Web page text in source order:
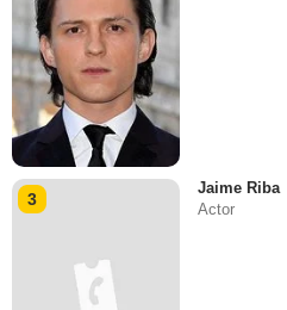
3
Jaime Riba
Actor